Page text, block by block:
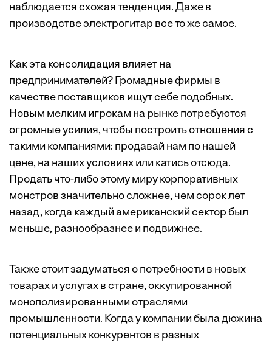
наблюдается схожая тенденция. Даже в
производстве электрогитар все то же самое.
Как эта консолидация влияет на
предпринимателей? Громадные фирмы в
качестве поставщиков ищут себе подобных.
Новым мелким игрокам на рынке потребуются
огромные усилия, чтобы построить отношения с
такими компаниями: продавай нам по нашей
цене, на наших условиях или катись отсюда.
Продать что-либо этому миру корпоративных
монстров значительно сложнее, чем сорок лет
назад, когда каждый американский сектор был
меньше, разнообразнее и подвижнее.
Также стоит задуматься о потребности в новых
товарах и услугах в стране, оккупированной
монополизированными отраслями
промышленности. Когда у компании была дюжина
потенциальных конкурентов в разных